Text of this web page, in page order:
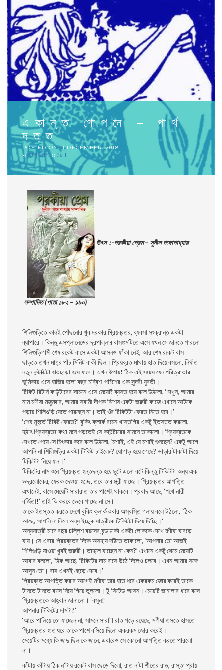
একান্ত গোপনে – পার্থ
দত্ত
POSTED ON11 DECEMBER, 2018
››সম্পুর্ণ গল্প›› ১৮+
উৎস : -পরকীয়া প্রেম – সুনীল গঙ্গোপাধ্যায়
সম্পাদিত (পাতা ১৮২ – ১৯০)
শিলিগুড়িতে কালই পৌঁছনোর খুব দরকার প্রিয়ব্রতর, ব্যবসা সংক্রান্ত একটা
ব্যাপারে। কিন্তু এসপ্লানেডের দূরপাল্লার বাসগুমটিতে এসে যখন সে জানতে পারলো
শিলিগুড়িগামী শেষ রকেট বাসে একটা আসনও ফাঁকা নেই, আর শেষ রকেট বাস
ছাড়তে তখন মাত্র পাঁচ মিনিট বাকী ছিল। প্রিয়ব্রত মাথায় হাত দিয়ে বসলো, নির্ঘাত
নতুন কন্টাক্টটা হাতছাড়া হয়ে যাবে। এখন উপায়! ঠিক এই সময়ে যেন পরিত্রাতার
ভূমিকায় এসে হাজির হলো বছর চব্বিশ-পচিঁশের এক সুন্দরী যুবতী।
টিকিট রিটার্ন কাউন্টারের সামনে এসে মেয়েটি ব্যস্ত হয়ে বলে উঠলো, ‘দেখুন, আমার
নাম মণীষা মজুমদার, আমার স্বামী দীপক বিশেষ একটা জরুরী কাজে এখানে আটকে
পড়ায় শিলিগুড়ি যেতে পারছেন না। তাই ওঁর টিকিটটা ফেরত নিতে হবে।’
‘শেষ মূহুর্তে টিকিট ফেরত?’ বুকিং ক্লার্ক রমেন খাস্তগির একটু ইতস্তত করলো,
হঠাৎ প্রিয়ব্রতর কথা মনে পড়তেই সে কাউন্টারের সামনে তাকালো। প্রিয়ব্রতকে
দেখতে পেয়ে সে চিৎকার করে বলে উঠলো, ‘মশাই, এই যে মশাই শুনছেন? একটু আগে
আপনি না শিলিগুড়ির একটা টিকিট চাইলেন? যোগাড় হয়ে গেছে? ভাড়ার টাকাটা দিয়ে
টিকিটটা নিয়ে যান।’
টিকিটের নাম শুনে প্রিয়ব্রত হন্তদন্ত হয়ে ছুটে এলো বটে কিন্তু টিকিটটা অন্য এক
ভদ্রলোকের, ফেরক দেওয়া হচ্ছে, তবে তার স্ত্রী যাচ্ছে। প্রিয়ব্রতর আপত্তি
এখানেই, বাসে মেয়েটি সারারাত তার পাশেই থাকবে। প্রবাদ আছে, ‘পথে নারী
বর্জিতা!’ তাই কি করবে ভেবে পাচ্ছে না সে।
তাকে ইতস্তত করতে দেখে বুকিং ক্লার্ক এবার অস্বস্তি গলায় বলে উঠলো, ‘ঠিক
আছে, আপনি না নিলে অন্য ইচ্ছুক যাত্রীকে টিকিটটা দিয়ে দিচ্ছি।’
অন্যযাত্রী মানে বছর চল্লিশ বয়সের ষন্ডামার্কা একটা লোককে দেখে মণীষা ঘাবড়ে
যায়। সে এবার প্রিয়ব্রতর দিকে অসহায় দৃষ্টিতে তাকালো, ‘আপনার তো আজই
শিলিগুড়ি যাওয়া খুবই জরুরী। তাহলে যাচ্ছেন না কেন?’ এখানে একটু থেমে মেয়েটি
আবার বললো, ‘ঠিক আছে, টিকিটের দাম বাসে উঠে দিলেও চলবে। এখন আমার সঙ্গে
আসুন তো। বাস এখনই ছেড়ে দেবে।’
প্রিয়ব্রত আপত্তি করার আগেই মণীষা তার হাত ধরে একরকম জোর করেই তাকে
টানতে টানতে বাসে নিয়ে গিয়ে তুললো। টু-সিটেড আসন। মেয়েটি জানালার ধারে বসে
প্রিয়ব্রতকে আহ্বান জানালো। ‘বসুন!’
আপনার টিকিটের দামটা?’
‘আরে পালিয়ে তো যাচ্ছেন না, সামনে সারাটা রাত পড়ে রয়েছে, মণীষা হাসতে হাসতে
প্রিয়ব্রতর হাত ধরে তাকে পাশে বসিয়ে দিলো একরকম জোর করেই।
মেয়েটির মধ্যে কি জাদু ছিল কে জানে, এবারেও সে কোনো আপত্তি করতে পারলো
না।
কাঁটায় কাঁটায় ঠিক ন’টায় রকেট বাস ছেড়ে দিলো, রাত ন’টা শীতের রাত, রাস্তা প্রায়